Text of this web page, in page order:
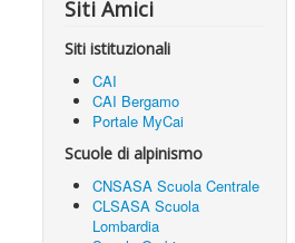
Siti Amici
Siti istituzionali
CAI
CAI Bergamo
Portale MyCai
Scuole di alpinismo
CNSASA Scuola Centrale
CLSASA Scuola
Lombardia